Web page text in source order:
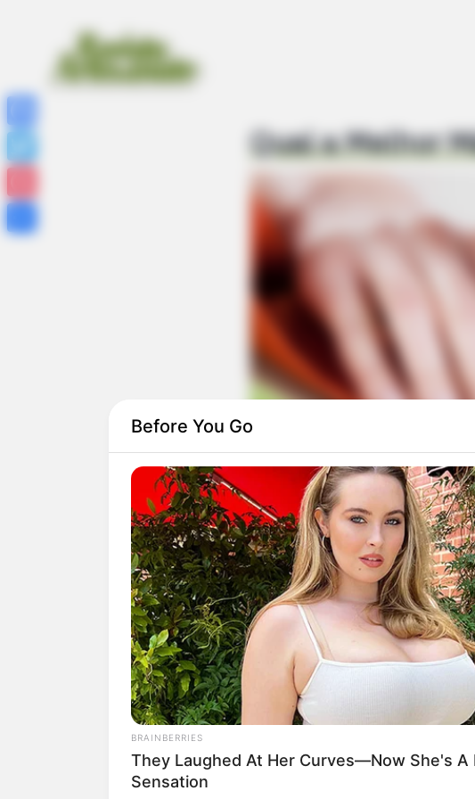
Qual a Melhor
As máquinas são divididas
indicado para produção de
serve para fazer costuras em
qual a melhor
que estão iniciando nessa
Pinterest
Before You Go
BRAINBERRIES
They Laughed At Her Curves—Now She's A
Sensation
Remember Honey Boo Boo? Better To Sit
INSTANTHUB
Melania Trump Moments We Can't
Believe Were Caught On Camera